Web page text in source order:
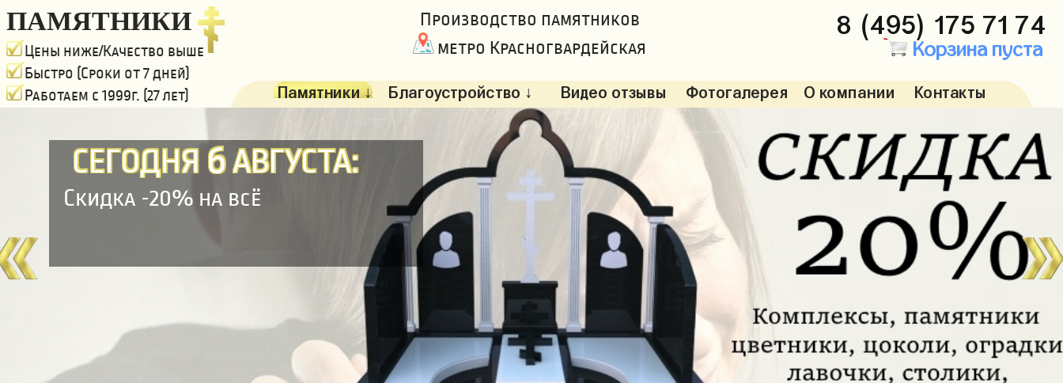
ПАМЯТНИКИ
Цены ниже/Качество выше
Быстро (Сроки от 7 дней)
Работаем с 1999г. (27 лет)
Производство памятников
метро Красногвардейская
8 (495) 175 71 74
Корзина пуста
Памятники ↓ Благоустройство ↓ Видео отзывы Фотогалерея О компании Контакты
СЕГОДНЯ 6АВГУСТА:
Скидка -20% на всё